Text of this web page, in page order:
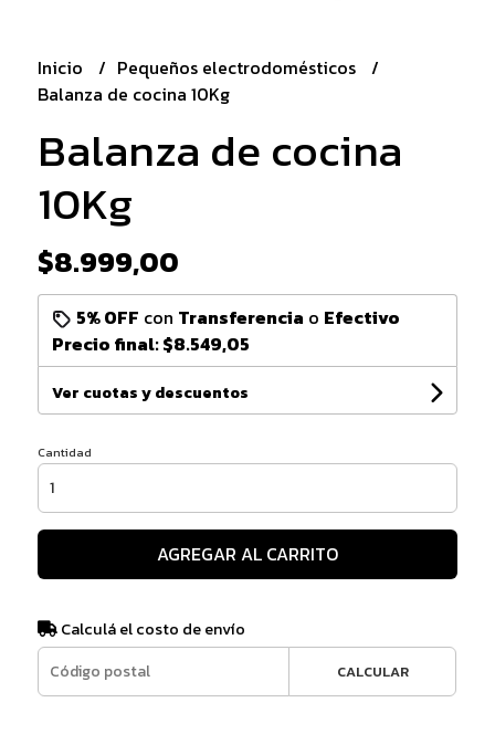
Inicio
Pequeños electrodomésticos
Balanza de cocina 10Kg
Balanza de cocina
10Kg
$8.999,00
5% OFF con Transferencia o Efectivo
Precio final:$8.549,05
Ver cuotas y descuentos
Cantidad
AGREGAR AL CARRITO
Calculá el costo de envío
CALCULAR